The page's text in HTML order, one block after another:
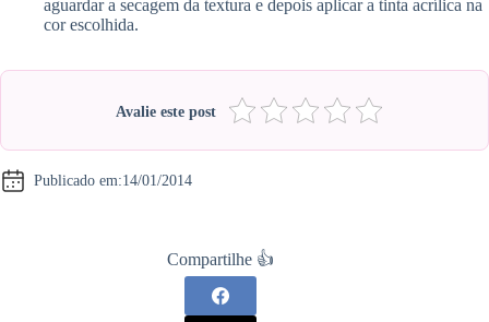
aguardar a secagem da textura e depois aplicar a tinta acrílica na
cor escolhida.
Avalie este post
Publicado em:14/01/2014
Compartilhe 👍